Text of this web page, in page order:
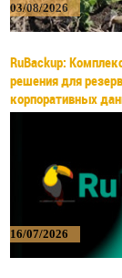
03/08/2026
RuBackup:
решения для
корпоративных
16/07/2026